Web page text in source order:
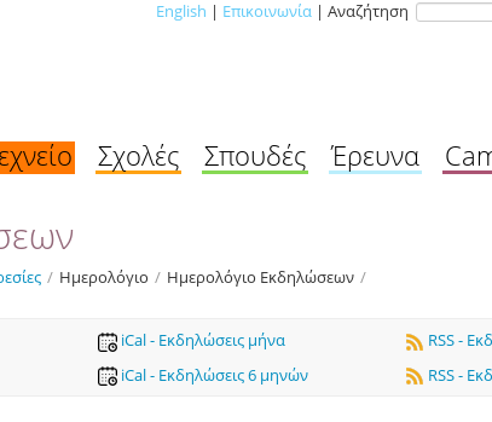
English | Επικοινωνία | Αναζήτηση
Σχολές Σπουδές Έρευνα
/ Ημερολόγιο / Ημερολόγιο Εκδηλώσεων /
iCal - Εκδηλώσεις μήνα
iCal - Εκδηλώσεις 6 μηνών
RSS -
RSS -